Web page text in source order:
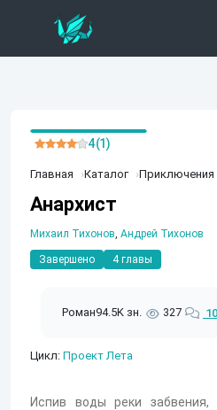
Главная Каталог Приключения
Анархист
Михаил Тихонов, Андрей Тихонов
Завершено 4 главы
Роман94.5K зн. 327 10
Цикл: Проект Лета
4 (1)
Испив воды реки забвения, Души умерших уже не